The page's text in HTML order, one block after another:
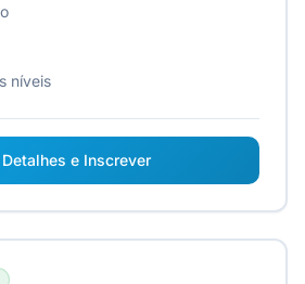
níveis
Detalhes e Inscrever